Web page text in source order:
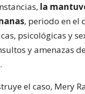
la
, periodo en el
psicológicas y
y amenazas
el caso, Mery